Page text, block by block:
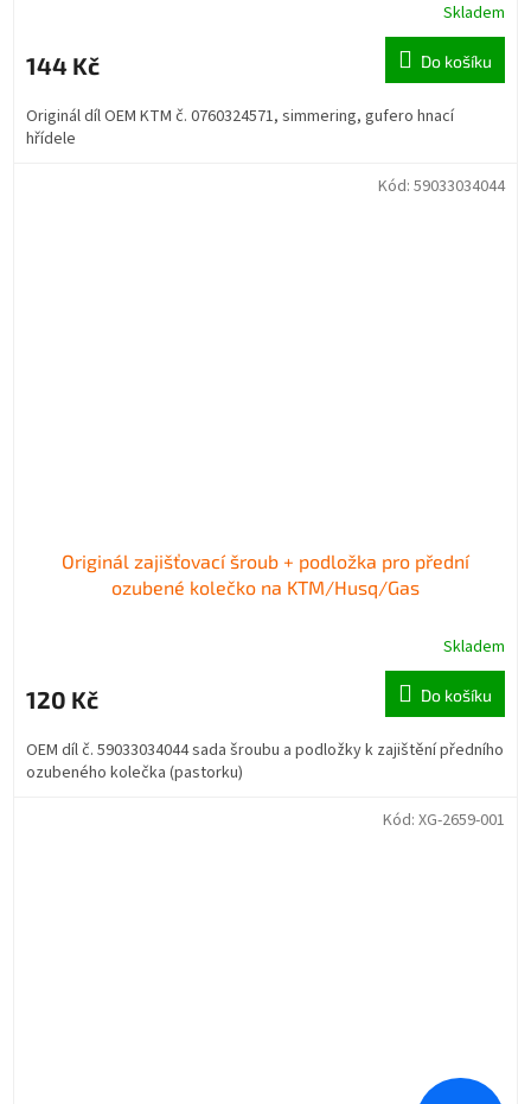
Skladem
144 Kč Do košíku
Originál díl OEM KTM č. 0760324571, simmering, gufero hnací
hřídele
Originál zajišťovací šroub + podložka pro přední
ozubené kolečko na KTM/Husq/Gas
Skladem
120 Kč Do košíku
OEM díl č. 59033034044 sada šroubu a podložky k zajištění předního
ozubeného kolečka (pastorku)
Kód: 59033034044
Kód: XG-2659-001